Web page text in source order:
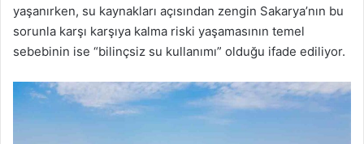
yaşanırken, su kaynakları açısından zengin Sakarya’nın bu
sorunla karşı karşıya kalma riski yaşamasının temel
sebebinin ise “bilinçsiz su kullanımı” olduğu ifade ediliyor.